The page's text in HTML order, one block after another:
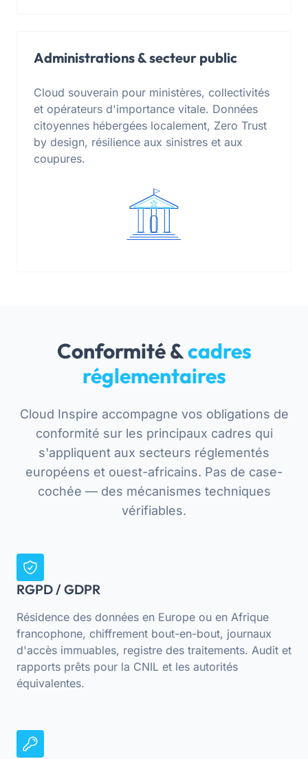
Administrations & secteur public
Cloud souverain pour ministères, collectivités
et opérateurs d'importance vitale. Données
citoyennes hébergées localement, Zero Trust
by design, résilience aux sinistres et aux
coupures.
Conformité &cadres
réglementaires
Cloud Inspire accompagne vos obligations de
conformité sur les principaux cadres qui
s'appliquent aux secteurs réglementés
européens et ouest-africains. Pas de case-
cochée — des mécanismes techniques
vérifiables.
RGPD / GDPR
Résidence des données en Europe ou en Afrique
francophone, chiffrement bout-en-bout, journaux
d'accès immuables, registre des traitements. Audit et
rapports prêts pour la CNIL et les autorités
équivalentes.